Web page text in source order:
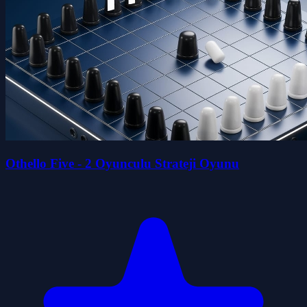
Othello Five - 2 Oyunculu Strateji Oyunu